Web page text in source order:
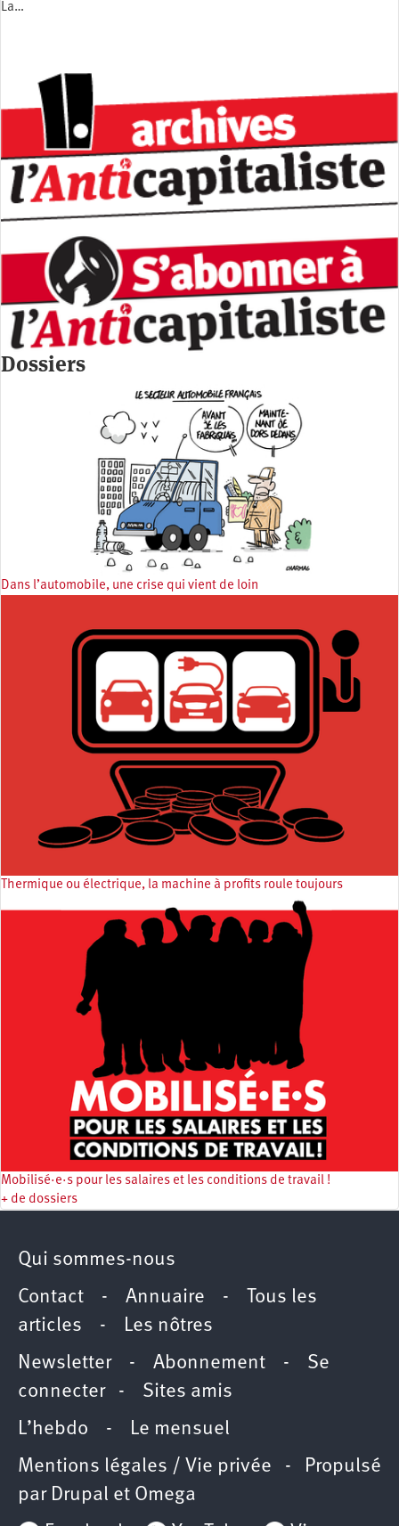
La…
Dossiers
Dans l’automobile, une crise qui vient de loin
Thermique ou électrique, la machine à profits roule toujours
Mobilisé·e·s pour les salaires et les conditions de travail !
+ de dossiers
Qui sommes-nous
Contact - Annuaire -
Tous les
articles - Les nôtres
Newsletter- Abonnement - Se
connecter- Sites amis
L’hebdo - Le mensuel
Mentions légales / Vie privée - Propulsé
par Drupal et Omega